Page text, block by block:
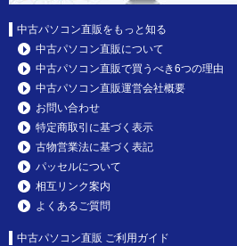
中古パソコン直販をもっと知る
中古パソコン直販について
中古パソコン直販で買うべき6つの理由
中古パソコン直販運営会社概要
お問い合わせ
特定商取引に基づく表示
古物営業法に基づく表記
パッセルについて
相互リンク案内
よくあるご質問
中古パソコン直販 ご利用ガイド